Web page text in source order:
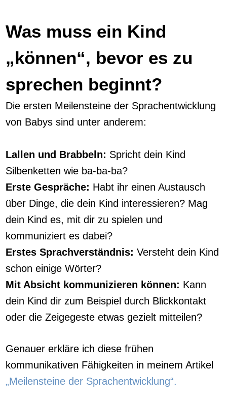
Was muss ein Kind
„können“, bevor es zu
sprechen beginnt?
Die ersten Meilensteine der Sprachentwicklung
von Babys sind unter anderem:
Lallen und Brabbeln: Spricht dein Kind
Silbenketten wie ba-ba-ba?
Erste Gespräche: Habt ihr einen Austausch
über Dinge, die dein Kind interessieren? Mag
dein Kind es, mit dir zu spielen und
kommuniziert es dabei?
Erstes Sprachverständnis: Versteht dein Kind
schon einige Wörter?
Mit Absicht kommunizieren können: Kann
dein Kind dir zum Beispiel durch Blickkontakt
oder die Zeigegeste etwas gezielt mitteilen?
Genauer erkläre ich diese frühen
kommunikativen Fähigkeiten in meinem Artikel
„Meilensteine der Sprachentwicklung“.